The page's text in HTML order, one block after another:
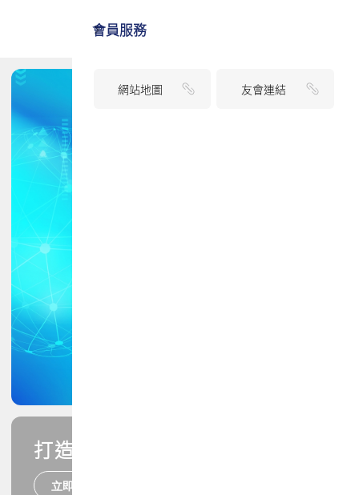
打造您的PCB專業技能
立即報名
會員服務
網站地圖 友會連結